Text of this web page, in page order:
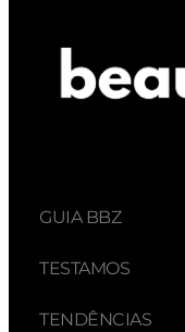
GUIA BBZ
TESTAMOS
TENDÊNCIAS